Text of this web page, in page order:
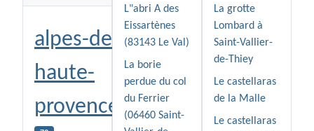
alpes-de-
haute-
provence
L"abri A des
Eissartènes
(83143 Le Val)
La borie
perdue du col
du Ferrier
(06460 Saint-
La grotte
Lombard à
Saint-Vallier-
de-Thiey
Le castellaras
de la Malle
Le castellaras